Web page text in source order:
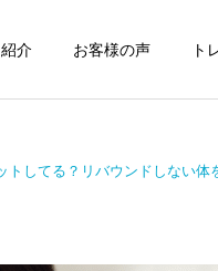
介 お客様の声 ト
てる？リバウンドしない体を作る